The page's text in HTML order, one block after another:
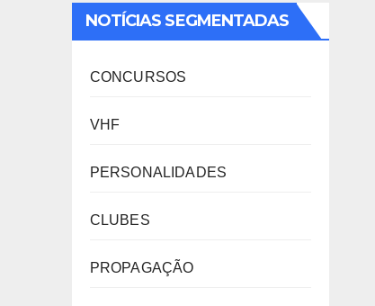
NOTÍCIAS SEGMENTADAS
CONCURSOS
VHF
PERSONALIDADES
CLUBES
PROPAGAÇÃO